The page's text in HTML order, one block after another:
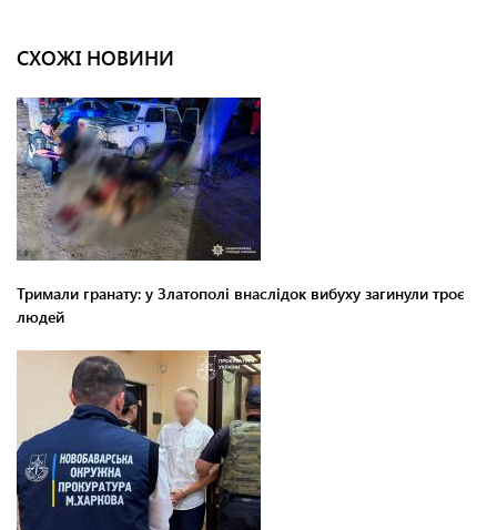
СХОЖІ НОВИНИ
Тримали гранату: у Златополі внаслідок вибуху загинули троє
людей